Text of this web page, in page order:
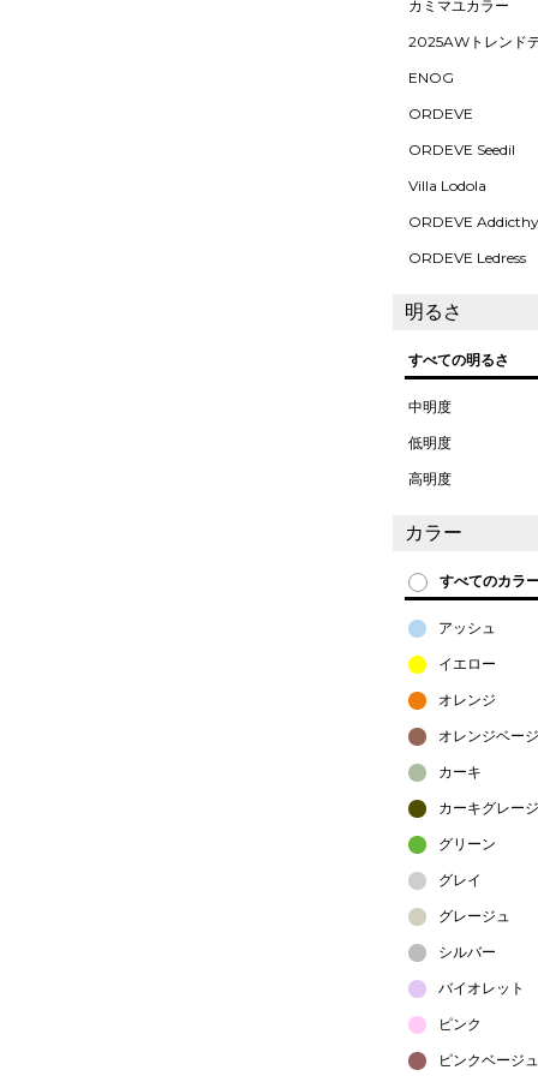
カミマユカラー
2025AWトレンド
ENOG
ORDEVE
ORDEVE Seedil
Villa Lodola
ORDEVE Addicthy
ORDEVE Ledress
明るさ
すべての明るさ
中明度
低明度
高明度
カラー
すべてのカラ
アッシュ
イエロー
オレンジ
オレンジベー
カーキ
カーキグレー
グリーン
グレイ
グレージュ
シルバー
バイオレット
ピンク
ピンクベージュ